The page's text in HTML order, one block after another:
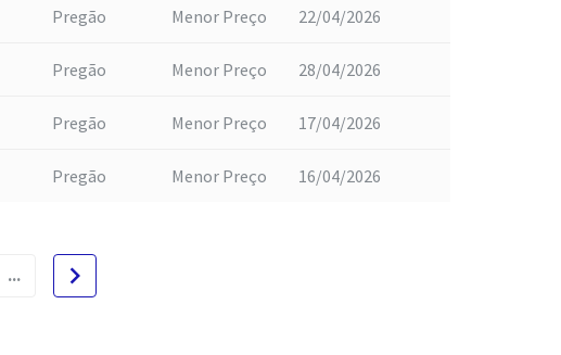
Pregão Menor Preço 22/04/2026
Pregão Menor Preço 28/04/2026
Pregão Menor Preço 17/04/2026
Pregão Menor Preço 16/04/2026
... navigate_next